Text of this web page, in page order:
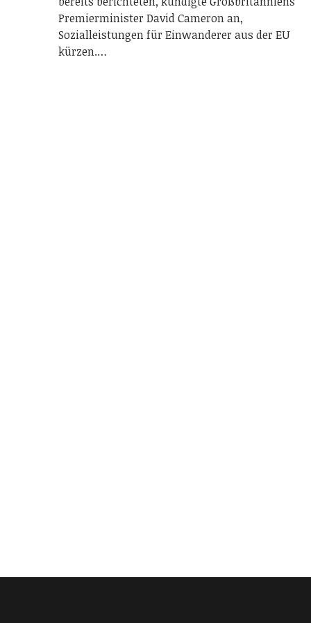
Premierminister David Cameron an,
Sozialleistungen für Einwanderer aus der EU
kürzen.…